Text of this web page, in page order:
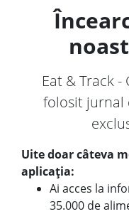
Eat & Track
folosit jurnal
Uite doar câteva
aplicația:
Ai acces la
35.000 de